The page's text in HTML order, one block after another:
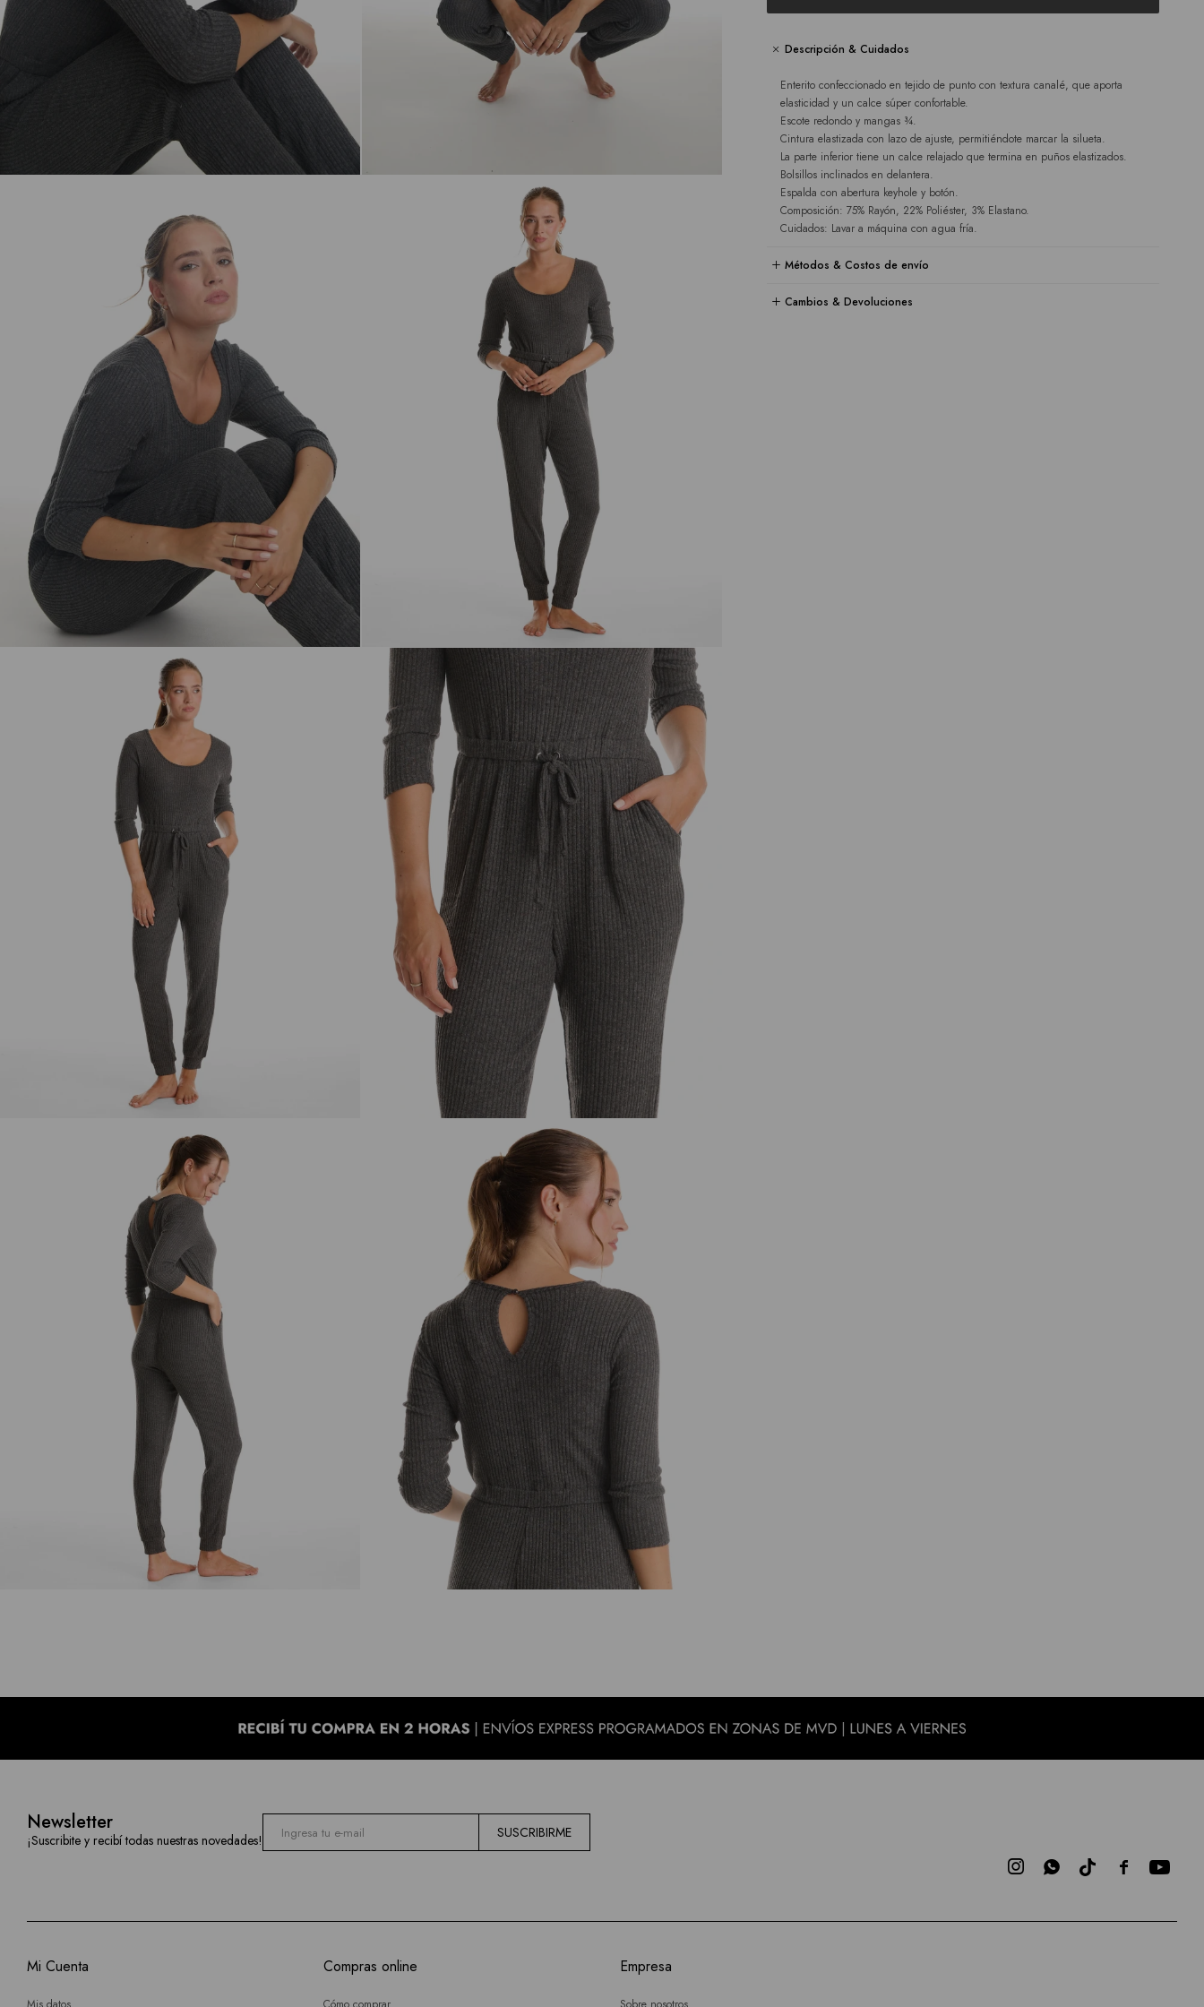
Descripción & Cuidados
Enterito confeccionado en tejido de punto con textura canalé, que aporta
elasticidad y un calce súper confortable.
Escote redondo y mangas ¾.
Cintura elastizada con lazo de ajuste, permitiéndote marcar la silueta.
La parte inferior tiene un calce relajado que termina en puños elastizados.
Bolsillos inclinados en delantera.
Espalda con abertura keyhole y botón.
Composición: 75% Rayón, 22% Poliéster, 3% Elastano.
Cuidados: Lavar a máquina con agua fría.
Métodos & Costos de envío
Cambios & Devoluciones
Newsletter
¡Suscribite y recibí todas nuestras novedades! SUSCRIBIRME

 
Mi Cuenta Compras online Empresa